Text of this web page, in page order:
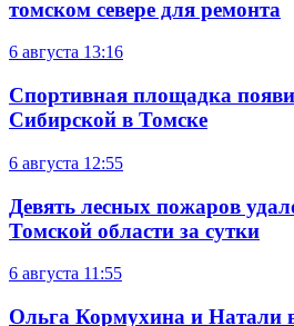
томском севере для ремонта
6 августа 13:16
Спортивная площадка
Сибирской в Томске
6 августа 12:55
Девять лесных пожаров
Томской области за сутки
6 августа 11:55
Ольга Кормухина и Натали